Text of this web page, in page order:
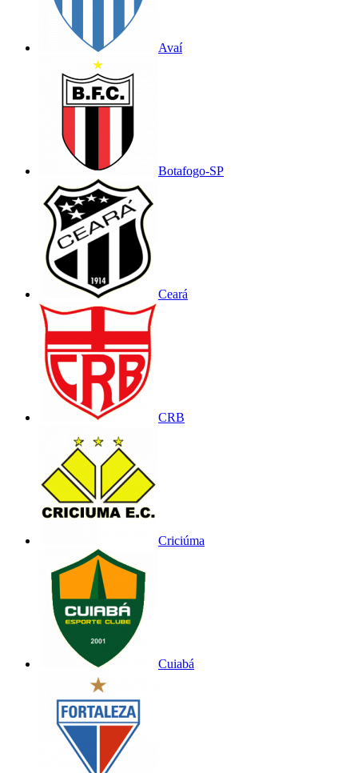
Avaí
Botafogo-SP
Ceará
CRB
Criciúma
Cuiabá